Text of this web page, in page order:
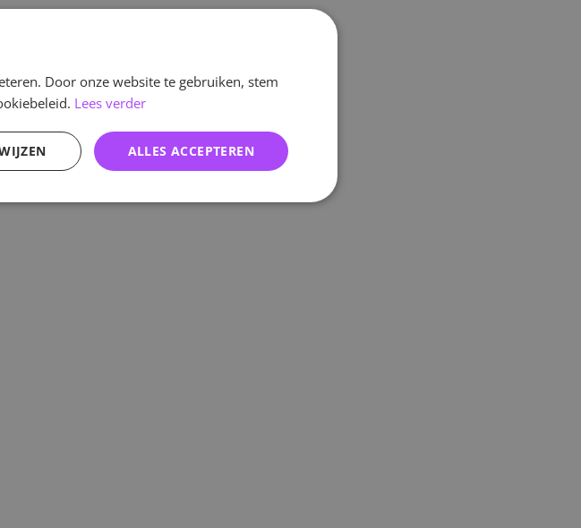
Door onze website te gebruiken, stem
Lees verder
ALLES ACCEPTEREN